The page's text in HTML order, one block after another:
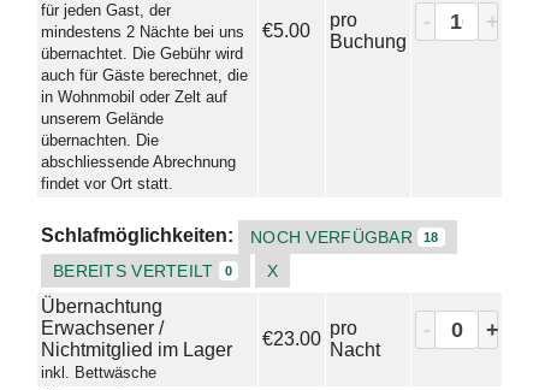
für jeden Gast, der
mindestens 2 Nächte bei uns
übernachtet. Die Gebühr wird
auch für Gäste berechnet, die
in Wohnmobil oder Zelt auf
unserem Gelände
übernachten. Die
abschliessende Abrechnung
findet vor Ort statt.
€5.00
pro
Buchung
- +
Schlafmöglichkeiten: NOCH VERFÜGBAR 18
BEREITS VERTEILT 0 X
Übernachtung
Erwachsener /
Nichtmitglied im Lager
inkl. Bettwäsche
€23.00
pro
Nacht
- +